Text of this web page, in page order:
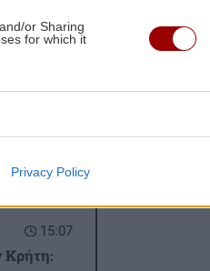
or Sharing
for which it
Privacy Policy
ΟΣΔΕ
15:07
Κρήτη: